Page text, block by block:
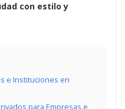
con estilo y
e Instituciones en